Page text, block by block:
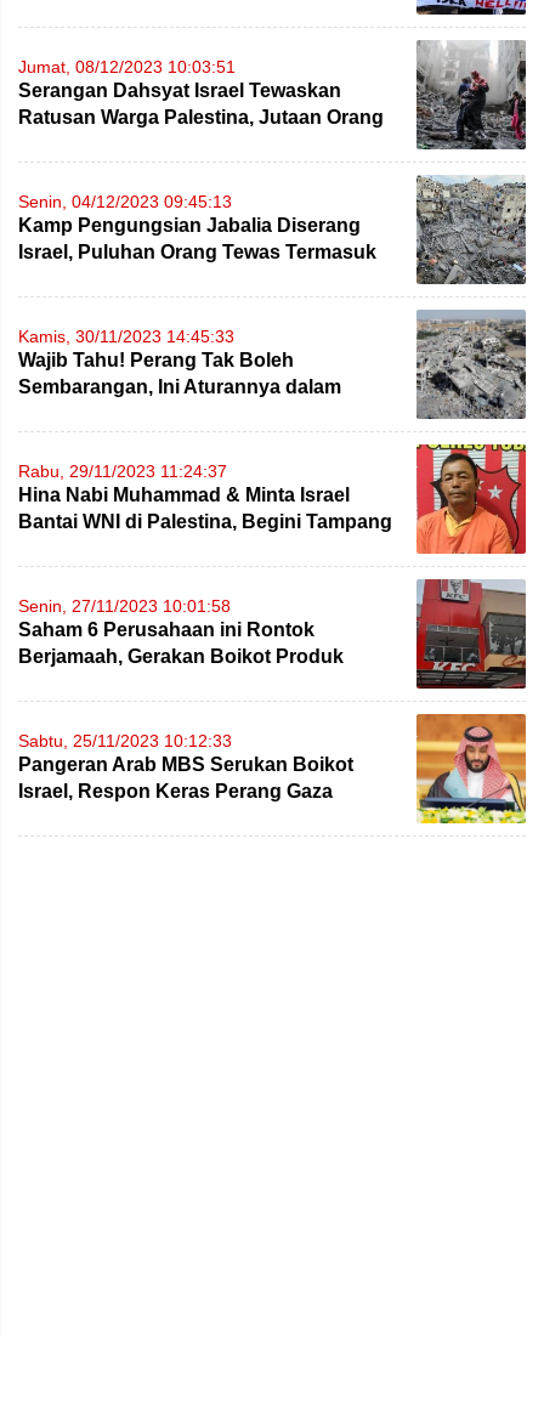
Jumat, 08/12/2023 10:03:51
Serangan Dahsyat Israel Tewaskan
Ratusan Warga Palestina, Jutaan Orang
Senin, 04/12/2023 09:45:13
Kamp Pengungsian Jabalia Diserang
Israel, Puluhan Orang Tewas Termasuk
Kamis, 30/11/2023 14:45:33
Wajib Tahu! Perang Tak Boleh
Sembarangan, Ini Aturannya dalam
Rabu, 29/11/2023 11:24:37
Hina Nabi Muhammad & Minta Israel
Bantai WNI di Palestina, Begini Tampang
Senin, 27/11/2023 10:01:58
Saham 6 Perusahaan ini Rontok
Berjamaah, Gerakan Boikot Produk
Sabtu, 25/11/2023 10:12:33
Pangeran Arab MBS Serukan Boikot
Israel, Respon Keras Perang Gaza